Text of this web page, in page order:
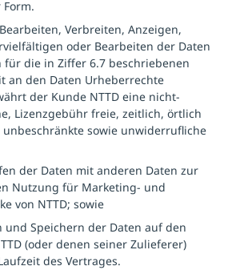
Verbreiten, Anzeigen,
oder Bearbeiten der Daten
für die in Ziffer 6.7 beschriebenen
an den Daten Urheberrechte
der Kunde NTTD eine nicht-
Lizenzgebühr freie, zeitlich, örtlich
sowie unwiderrufliche
der Daten mit anderen Daten zur
Nutzung für Marketing- und
von NTTD; sowie
und Speichern der Daten auf den
(oder denen seiner Zulieferer)
des Vertrages.